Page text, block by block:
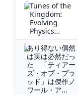
Tunes of the
Kingdom:
Evolving
Physics...
あり得ない偶然
は実は必然だっ
た 「ティアー
ズ・オブ・ブラ
ッド」は傑作ノ
ワール・ア...